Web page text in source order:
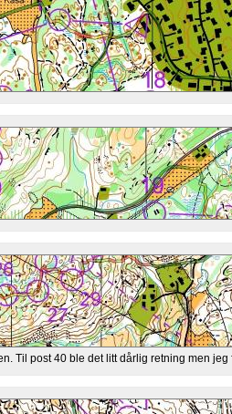
Til post 40 ble det litt dårlig retning men